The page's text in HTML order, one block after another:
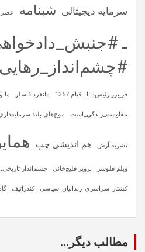
سرمایه‌ دیجیتالی شبنامه عصر
ـ
فریبرز رئیس‌دانا قیام 1357 مانفرد فاسلر
مقاومت_زندگی_است موج‌های بلند
نشریه آرش هم اندیشی چپ
ویلم فلوسر پرویز قلیچ‌خانی چشم‌انداز
کشتار_سراسری_زندانیان_سیاسی کندراتیف
مطالب دیگر...